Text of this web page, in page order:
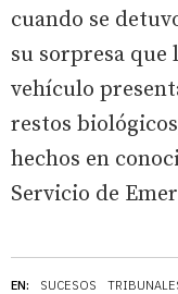
EN: SUCESOS
cuando se
su sorpresa
vehículo
restos
hechos en
Servicio de